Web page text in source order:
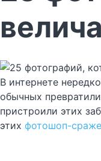
В интернете
обычных
пристроили этих
этих фотошоп-